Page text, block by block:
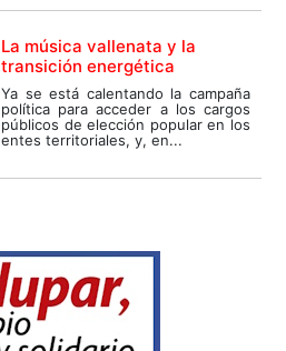
La música vallenata y la
transición energética
Ya se está calentando la campaña
política para acceder a los cargos
públicos de elección popular en los
entes territoriales, y, en...